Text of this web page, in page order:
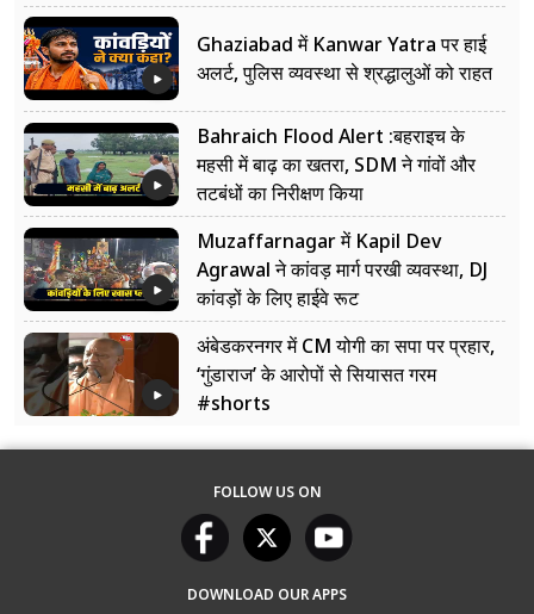
Ghaziabad में Kanwar Yatra पर हाई
अलर्ट, पुलिस व्यवस्था से श्रद्धालुओं को राहत
Bahraich Flood Alert :बहराइच के
महसी में बाढ़ का खतरा, SDM ने गांवों और
तटबंधों का निरीक्षण किया
Muzaffarnagar में Kapil Dev
Agrawal ने कांवड़ मार्ग परखी व्यवस्था, DJ
कांवड़ों के लिए हाईवे रूट
अंबेडकरनगर में CM योगी का सपा पर प्रहार,
‘गुंडाराज’ के आरोपों से सियासत गरम
#shorts
FOLLOW US ON
DOWNLOAD OUR APPS